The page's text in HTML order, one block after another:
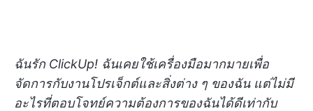
ฉันรัก ClickUp! ฉันเคยใช้เครื่องมือมากมายเพื่อ
จัดการกับงานโปรเจ็กต์และสิ่งต่าง ๆ ของฉัน แต่ไม่มี
อะไรที่ตอบโจทย์ความต้องการของฉันได้ดีเท่ากับ